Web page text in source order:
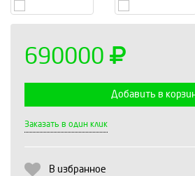
690000
Добавить в
Заказать в один клик
В избранное